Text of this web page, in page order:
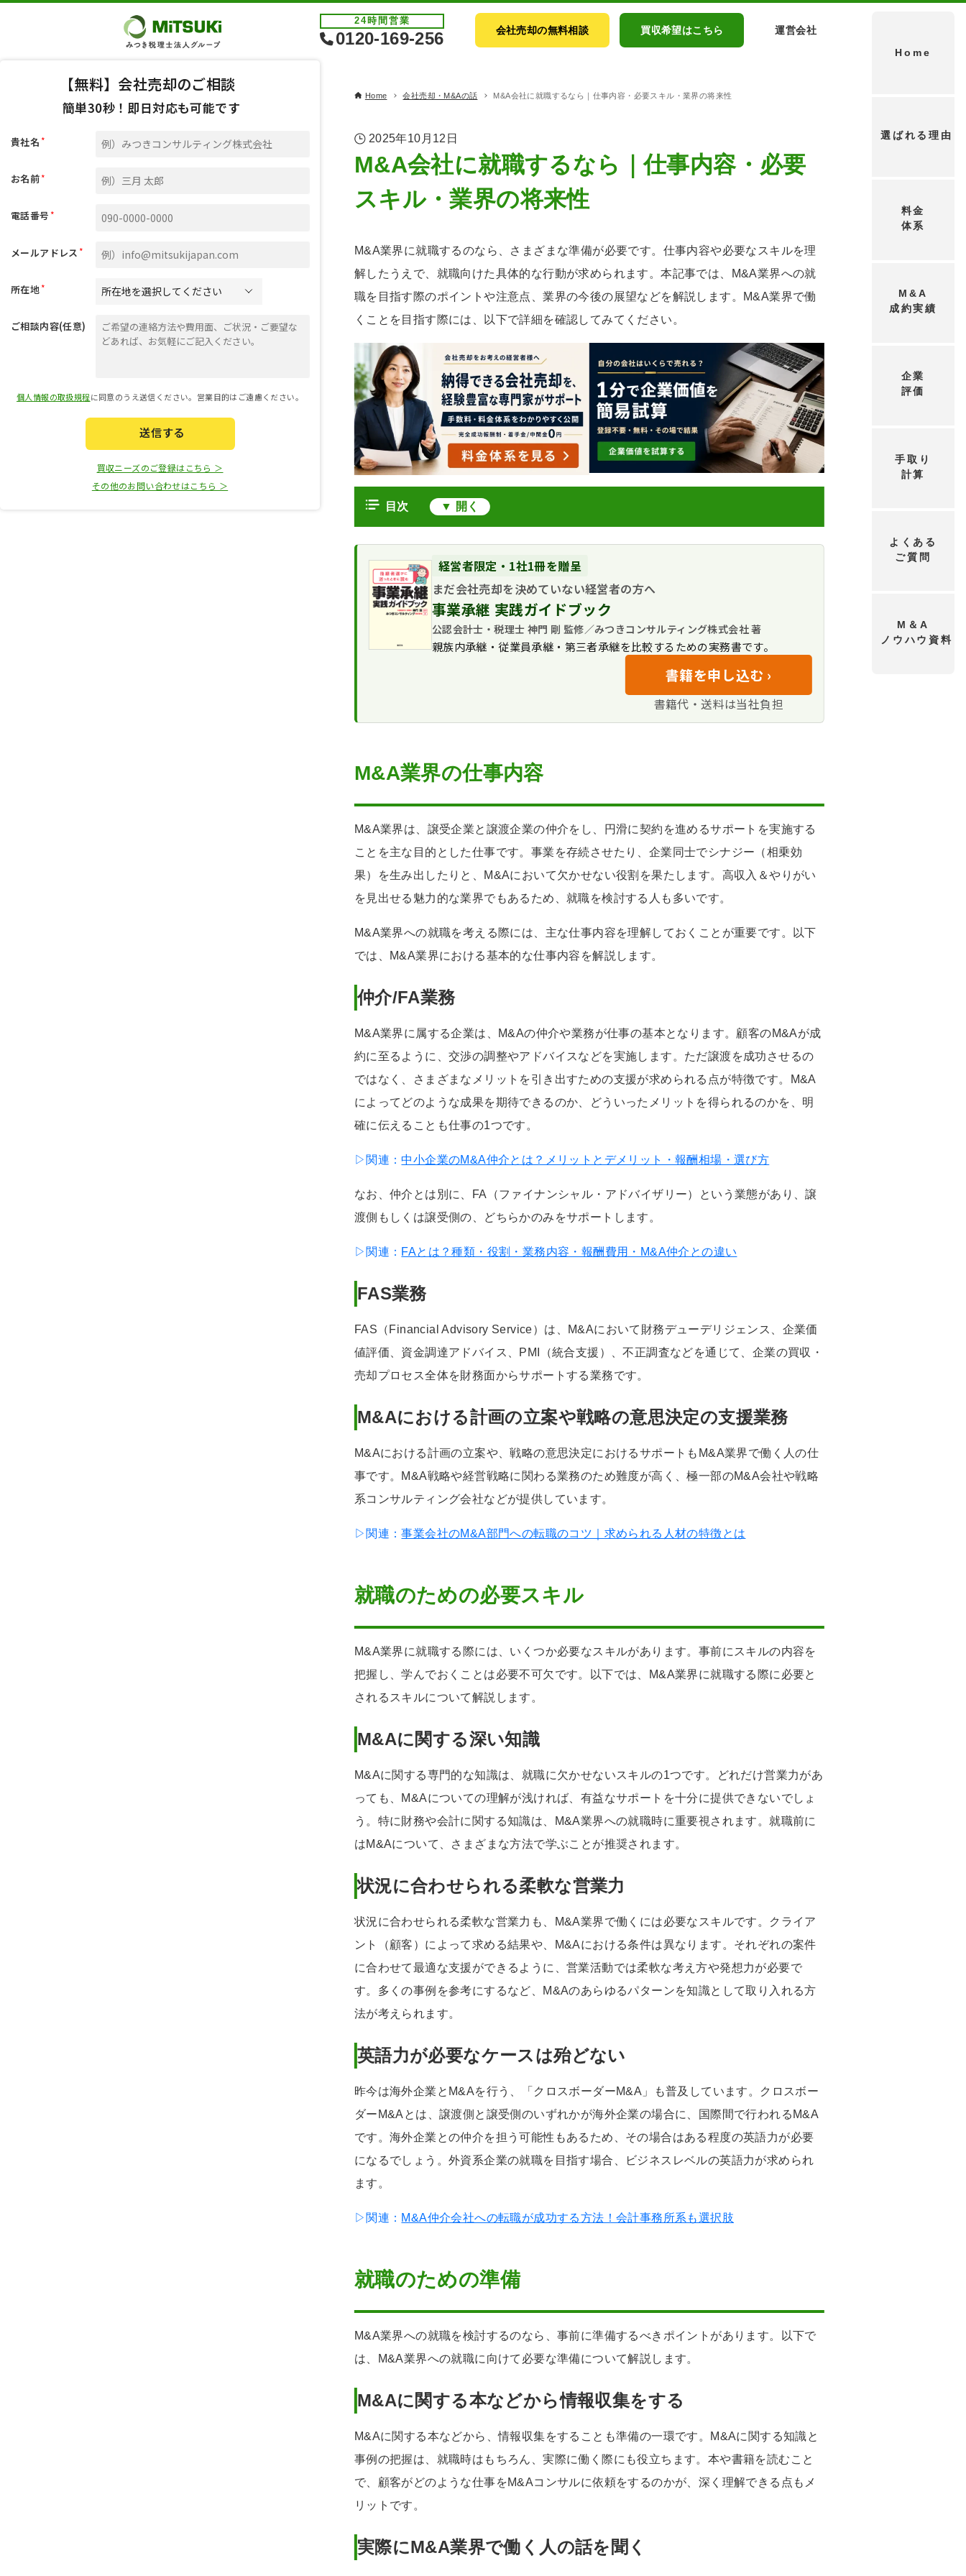
24時間 営業
0120-169-256 会社売却の無料相談 買収希望はこちら
運営会社
Home
選ばれる理由
料金
体系
M&A
成約実績
企業
評価
手取り
計算
よくある
ご質問
M＆A
ノウハウ資料
Home 会社売却・M&Aの話 M&A会社に就職するなら｜仕事内容・必要スキル・業界の将来性
2025年10月12日
M&A会社に就職するなら｜仕事内容・必要
スキル・業界の将来性
M&A業界に就職するのなら、さまざまな準備が必要です。仕事内容や必要なスキルを理
解したうえで、就職向けた具体的な行動が求められます。本記事では、M&A業界への就
職を目指す際のポイントや注意点、業界の今後の展望などを解説します。M&A業界で働
くことを目指す際には、以下で詳細を確認してみてください。
目次
M&Aにおける計画の立案や戦略の意思決定の支援業務
就職のための必要スキル
M&Aに関する深い知識
状況に合わせられる柔軟な営業力
就職のための準備
M&Aに関する本などから情報収集をする
実際にM&A業界で働く人の話を聞く
M&Aの業務に活かせるアピールポイントをまとめる
M&A業界に向いている人の特徴
働きながらキャリアアップを目指したい人
規模感の大きな仕事にやりがいを感じる人
就職する際の心構え
M&A業界では体力と精神力が求められる
M&Aの件数は増加傾向にある
M&A業界を目指すのなら「みつきコンサルティング」
経営者限定・1社1冊を贈呈
まだ会社売却を決めていない経営者の方へ
事業承継 実践ガイドブック
公認会計士・税理士 神門 剛 監修／みつきコンサルティング株式会社 著
親族内承継・従業員承継・第三者承継を比較するための実務書です。
書籍を申し込む ›
書籍代・送料は当社負担
M&A業界の仕事内容
M&A業界は、譲受企業と譲渡企業の仲介をし、円滑に契約を進めるサポートを実施する
ことを主な目的とした仕事です。事業を存続させたり、企業同士でシナジー（相乗効
果）を生み出したりと、M&Aにおいて欠かせない役割を果たします。高収入＆やりがい
を見出せる魅力的な業界でもあるため、就職を検討する人も多いです。
M&A業界への就職を考える際には、主な仕事内容を理解しておくことが重要です。以下
では、M&A業界における基本的な仕事内容を解説します。
仲介/FA業務
M&A業界に属する企業は、M&Aの仲介や業務が仕事の基本となります。顧客のM&Aが成
約に至るように、交渉の調整やアドバイスなどを実施します。ただ譲渡を成功させるの
ではなく、さまざまなメリットを引き出すための支援が求められる点が特徴です。M&A
によってどのような成果を期待できるのか、どういったメリットを得られるのかを、明
確に伝えることも仕事の1つです。
▷関連：中小企業のM&A仲介とは？メリットとデメリット・報酬相場・選び方
なお、仲介とは別に、FA（ファイナンシャル・アドバイザリー）という業態があり、譲
渡側もしくは譲受側の、どちらかのみをサポートします。
▷関連： FAとは？種類・役割・業務内容・報酬費用・M&A仲介との違い
FAS業務
FAS（Financial Advisory Service）は、M&Aにおいて財務デューデリジェンス、企業価
値評価、資金調達アドバイス、PMI（統合支援）、不正調査などを通じて、企業の買収・
売却プロセス全体を財務面からサポートする業務です。
M&Aにおける計画の立案や戦略の意思決定の支援業務
M&Aにおける計画の立案や、戦略の意思決定におけるサポートもM&A業界で働く人の仕
事です。M&A戦略や経営戦略に関わる業務のため難度が高く、極一部のM&A会社や戦略
系コンサルティング会社などが提供しています。
▷関連：事業会社のM&A部門への転職のコツ｜求められる人材の特徴とは
就職のための必要スキル
M&A業界に就職する際には、いくつか必要なスキルがあります。事前にスキルの内容を
把握し、学んでおくことは必要不可欠です。以下では、M&A業界に就職する際に必要と
されるスキルについて解説します。
M&Aに関する深い知識
M&Aに関する専門的な知識は、就職に欠かせないスキルの1つです。どれだけ営業力があ
っても、M&Aについての理解が浅ければ、有益なサポートを十分に提供できないでしょ
う。特に財務や会計に関する知識は、M&A業界への就職時に重要視されます。就職前に
はM&Aについて、さまざまな方法で学ぶことが推奨されます。
状況に合わせられる柔軟な営業力
状況に合わせられる柔軟な営業力も、M&A業界で働くには必要なスキルです。クライア
ント（顧客）によって求める結果や、M&Aにおける条件は異なります。それぞれの案件
に合わせて最適な支援ができるように、営業活動では柔軟な考え方や発想力が必要で
す。多くの事例を参考にするなど、M&Aのあらゆるパターンを知識として取り入れる方
法が考えられます。
英語力が必要なケースは殆どない
昨今は海外企業とM&Aを行う、「クロスボーダーM&A」も普及しています。クロスボー
ダーM&Aとは、譲渡側と譲受側のいずれかが海外企業の場合に、国際間で行われるM&A
です。海外企業との仲介を担う可能性もあるため、その場合はある程度の英語力が必要
になるでしょう。外資系企業の就職を目指す場合、ビジネスレベルの英語力が求められ
ます。
▷関連： M&A仲介会社への転職が成功する方法！会計事務所系も選択肢
就職のための準備
M&A業界への就職を検討するのなら、事前に準備するべきポイントがあります。以下で
は、M&A業界への就職に向けて必要な準備について解説します。
M&Aに関する本などから情報収集をする
M&Aに関する本などから、情報収集をすることも準備の一環です。M&Aに関する知識と
事例の把握は、就職時はもちろん、実際に働く際にも役立ちます。本や書籍を読むこと
で、顧客がどのような仕事をM&Aコンサルに依頼をするのかが、深く理解できる点もメ
リットです。
実際にM&A業界で働く人の話を聞く
【無料】会社売却のご相談
簡単30秒！即日対応も可能です
貴社名 *
お名前*
電話番号 *
メールアドレス *
所在地*
ご相談内容(任意)
個人情報の取扱規程に同意のうえ送信ください。営業目的はご遠慮ください。
送信する
買収ニーズのご登録はこちら ＞
その他のお問い合わせはこちら ＞